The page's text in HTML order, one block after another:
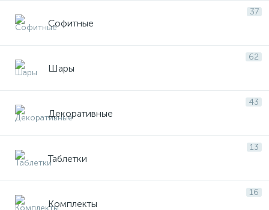
37
Софитные
62
Шары
43
Декоративные
13
Таблетки
16
Комплекты